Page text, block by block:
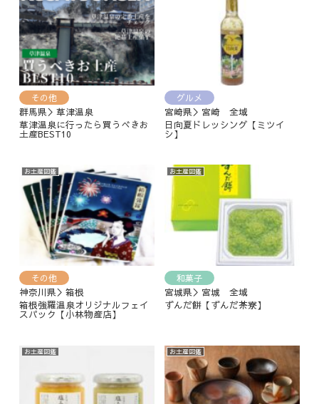
その他
群馬県＞草津温泉
草津温泉に行ったら買うべきお
土産BEST10
グルメ
宮崎県＞宮崎 全域
日向夏ドレッシング【ミツイ
シ】
お土産図鑑
その他
神奈川県＞箱根
箱根強羅温泉オリジナルフェイ
スパック【小林物産店】
お土産図鑑
和菓子
宮城県＞宮城 全域
ずんだ餅【ずんだ茶寮】
お土産図鑑 お土産図鑑